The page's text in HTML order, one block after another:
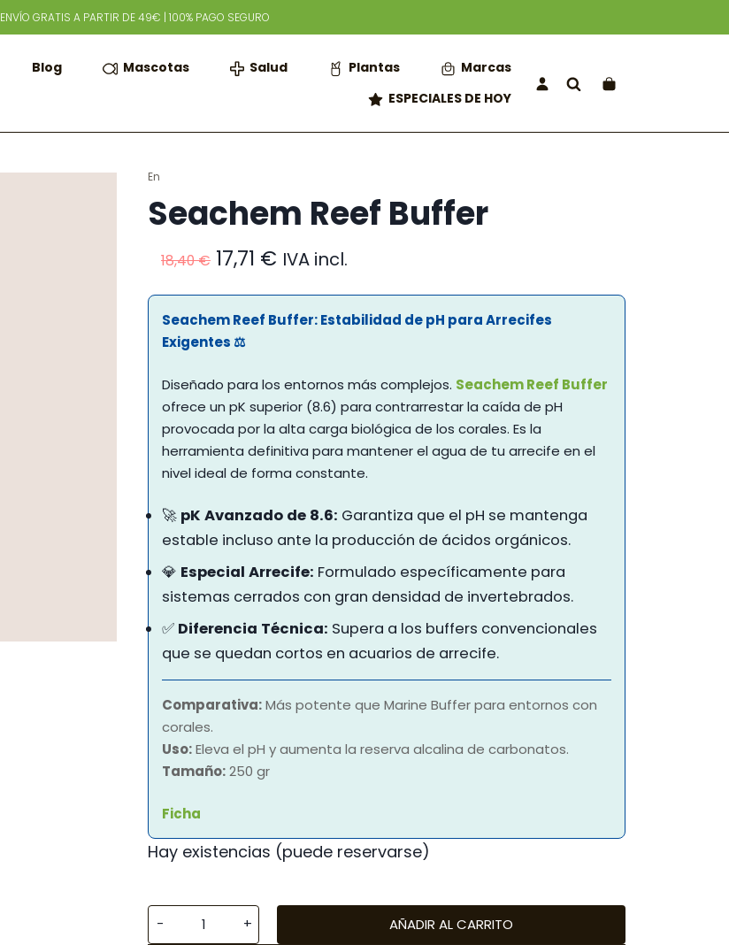
ENVÍO GRATIS A PARTIR DE 49€ | 100% PAGO SEGURO
Blog Mascotas Salud Plantas
Marcas
ESPECIALES DE HOY
En
Seachem Reef Buffer
18,40€ El
precio
original
era:
18,40 €.
17,71 € El
actual
es:
IVA incl.
Seachem Reef Buffer: Estabilidad de pH para Arrecifes
Exigentes ⚖️
Diseñado para los entornos más complejos. Seachem Reef Buffer
ofrece un pK superior (8.6) para contrarrestar la caída de pH
provocada por la alta carga biológica de los corales. Es la
herramienta definitiva para mantener el agua de tu arrecife en el
nivel ideal de forma constante.
🚀 pK Avanzado de 8.6: Garantiza que el pH se mantenga
estable incluso ante la producción de ácidos orgánicos.
💎 Especial Arrecife: Formulado específicamente para
sistemas cerrados con gran densidad de invertebrados.
✅ Diferencia Técnica: Supera a los buffers convencionales
que se quedan cortos en acuarios de arrecife.
Comparativa:Más potente que Marine Buffer para entornos con
corales.
Uso:Eleva el pH y aumenta la reserva alcalina de carbonatos.
Tamaño:250 gr
Ficha
Hay existencias (puede reservarse)
Seachem
AÑADIR AL CARRITO